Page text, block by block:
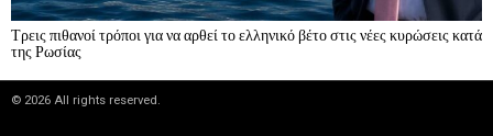
Τρεις πιθανοί τρόποι για να αρθεί το ελληνικό βέτο στις νέες κυρώσεις κατά
της Ρωσίας
© 2026 All rights reserved.